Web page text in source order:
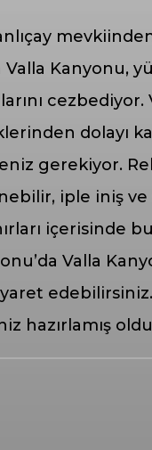
Kanyonu,
cezbediyor.
dolayı
gerekiyor.
iple iniş
içerisinde
Valla
edebilirsiniz.
hazırlamış